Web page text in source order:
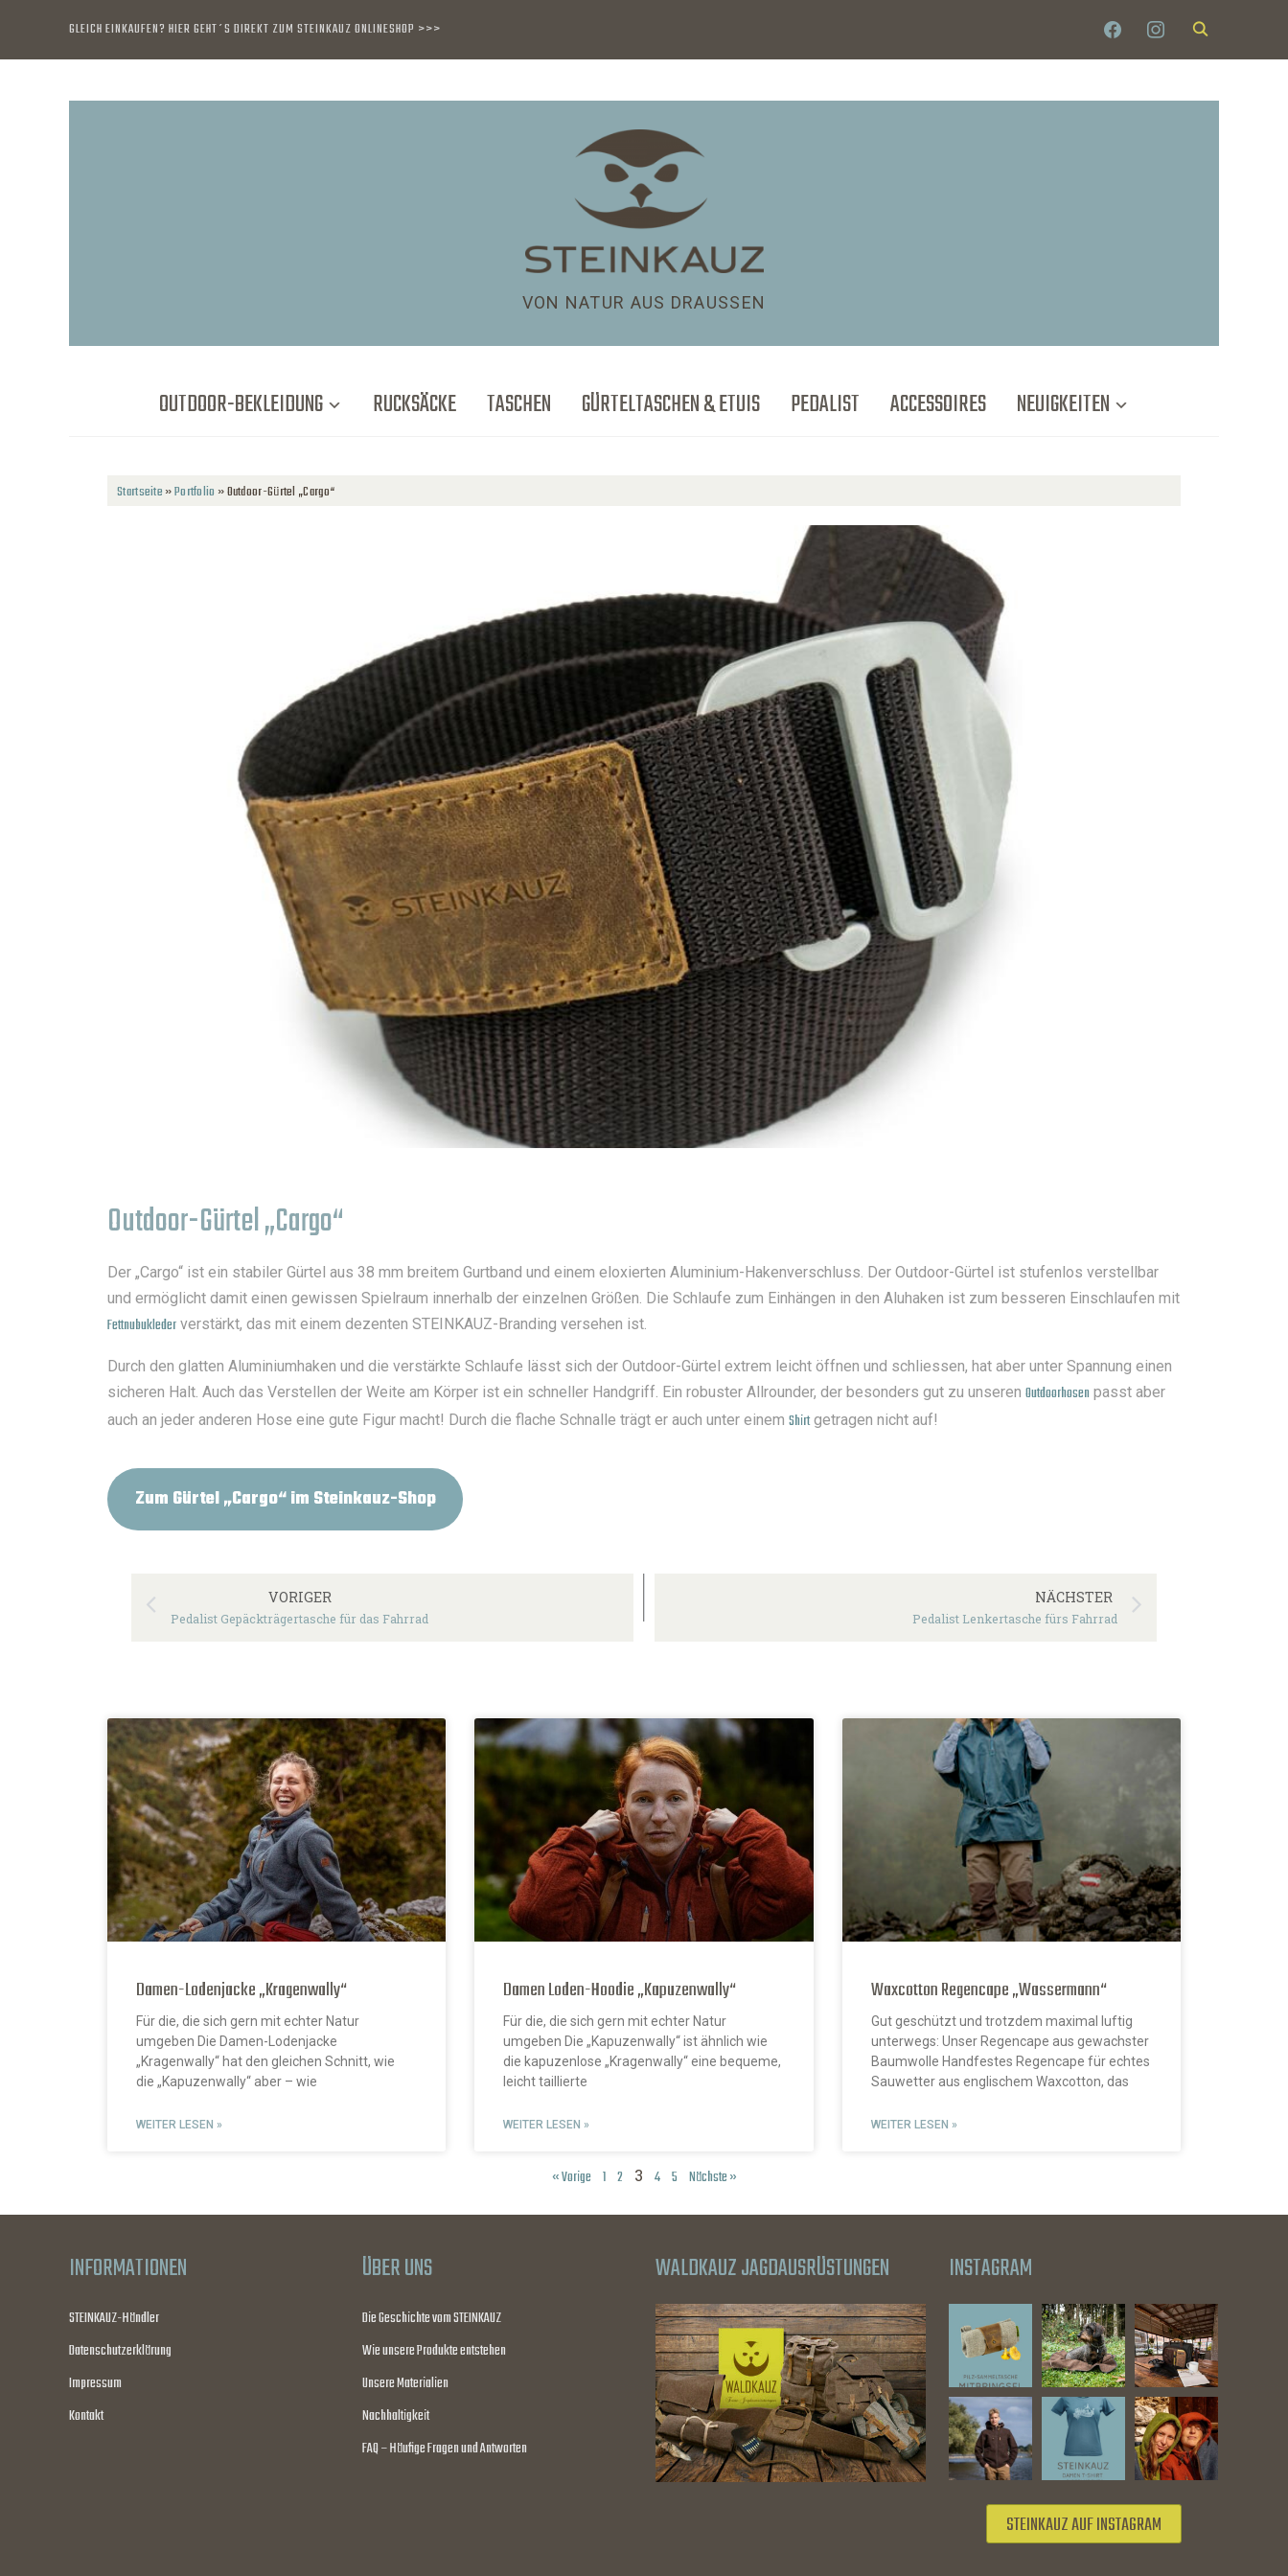
GLEICH EINKAUFEN? HIER GEHT´S DIREKT ZUM STEINKAUZ ONLINESHOP >>>
VON NATUR AUS DRAUSSEN
OUTDOOR-BEKLEIDUNG RUCKSÄCKE TASCHEN GÜRTELTASCHEN & ETUIS PEDALIST ACCESSOIRES NEUIGKEITEN
Startseite»Portfolio »Outdoor-Gürtel „Cargo“
Outdoor-Gürtel „Cargo“
Der „Cargo“ ist ein stabiler Gürtel aus 38 mm breitem Gurtband und einem eloxierten Aluminium-Hakenverschluss. Der Outdoor-Gürtel ist stufenlos verstellbar
und ermöglicht damit einen gewissen Spielraum innerhalb der einzelnen Größen. Die Schlaufe zum Einhängen in den Aluhaken ist zum besseren Einschlaufen mit
Fettnubukleder verstärkt, das mit einem dezenten STEINKAUZ-Branding versehen ist.
Durch den glatten Aluminiumhaken und die verstärkte Schlaufe lässt sich der Outdoor-Gürtel extrem leicht öffnen und schliessen, hat aber unter Spannung einen
sicheren Halt. Auch das Verstellen der Weite am Körper ist ein schneller Handgriff. Ein robuster Allrounder, der besonders gut zu unseren Outdoorhosen passt aber
auch an jeder anderen Hose eine gute Figur macht! Durch die flache Schnalle trägt er auch unter einem Shirtgetragen nicht auf!
Zum Gürtel „Cargo“ im Steinkauz-Shop
VORIGER
Pedalist Gepäckträgertasche für das Fahrrad
NÄCHSTER
Pedalist Lenkertasche fürs Fahrrad
Damen-Lodenjacke „Kragenwally“
Für die, die sich gern mit echter Natur
umgeben Die Damen-Lodenjacke
„Kragenwally“ hat den gleichen Schnitt, wie
die „Kapuzenwally“ aber – wie
WEITER LESEN »
Damen Loden-Hoodie „Kapuzenwally“
Für die, die sich gern mit echter Natur
umgeben Die „Kapuzenwally“ ist ähnlich wie
die kapuzenlose „Kragenwally“ eine bequeme,
leicht taillierte
WEITER LESEN »
Waxcotton Regencape „Wassermann“
Gut geschützt und trotzdem maximal luftig
unterwegs: Unser Regencape aus gewachster
Baumwolle Handfestes Regencape für echtes
Sauwetter aus englischem Waxcotton, das
WEITER LESEN »
« Vorige 1 2 3 4 5 Nächste »
INFORMATIONEN
STEINKAUZ-Händler
Datenschutzerklärung
Impressum
Kontakt
ÜBER UNS
Die Geschichte vom STEINKAUZ
Wie unsere Produkte entstehen
Unsere Materialien
Nachhaltigkeit
FAQ – Häufige Fragen und Antworten
WALDKAUZ JAGDAUSRÜSTUNGEN INSTAGRAM
STEINKAUZ AUF INSTAGRAM